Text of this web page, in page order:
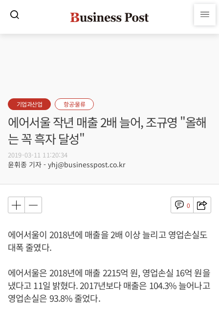
기업과산업 항공·물류
에어서울 작년 매출 2배 늘어, 조규영 "올해
는 꼭 흑자 달성"
2019-03-11 11:20:34
윤휘종 기자 - yhj@businesspost.co.kr
0
에어서울이 2018년에 매출을 2배 이상 늘리고 영업손실도
대폭 줄였다.
에어서울은 2018년에 매출 2215억 원, 영업손실 16억 원을
냈다고 11일 밝혔다. 2017년보다 매출은 104.3% 늘어나고
영업손실은 93.8% 줄었다.